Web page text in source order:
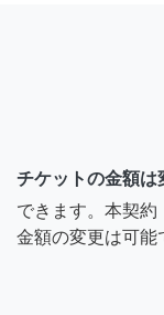
チケットの金額は
できます。本契約
金額の変更は可能